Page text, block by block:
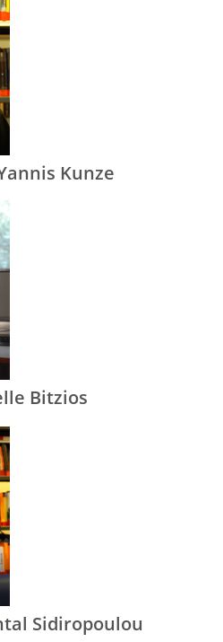
Kunze
Bitzios
Sidiropoulou